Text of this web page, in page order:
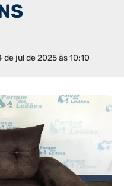
de jul de 2025 às 10:10